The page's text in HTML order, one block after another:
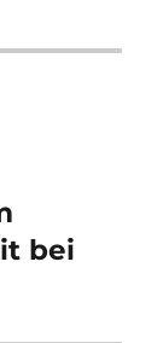
bei